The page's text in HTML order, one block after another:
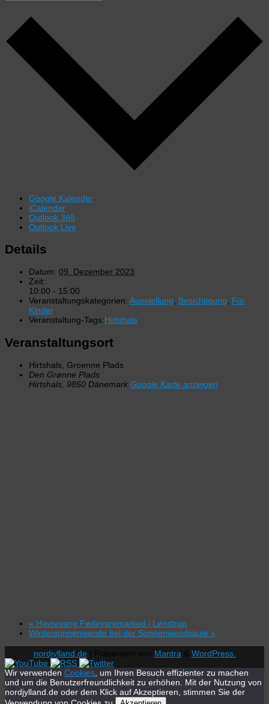
Google Kalender
iCalendar
Outlook 365
Outlook Live
Details
Datum: 09. Dezember 2023
Zeit:
10:00 - 15:00
Veranstaltungskategorien: Ausstellung, Besichtigung, Für
Kinder
Veranstaltung-Tags:Hirtshals
Veranstaltungsort
Hirtshals, Groenne Plads
Den Grønne Plads
Hirtshals, 9850 Dänemark Google Karte anzeigen
« Havrevang Fødevaremarked i Lønstrup
Wintersonnenwende bei der Sonnenwendsäule »
nordjylland.de Mantra& WordPress.
Wir verwenden Cookies, um Ihren Besuch effizienter zu machen
und um die Benutzerfreundlichkeit zu erhöhen. Mit der Nutzung von
nordjylland.de oder dem Klick auf Akzeptieren, stimmen Sie der